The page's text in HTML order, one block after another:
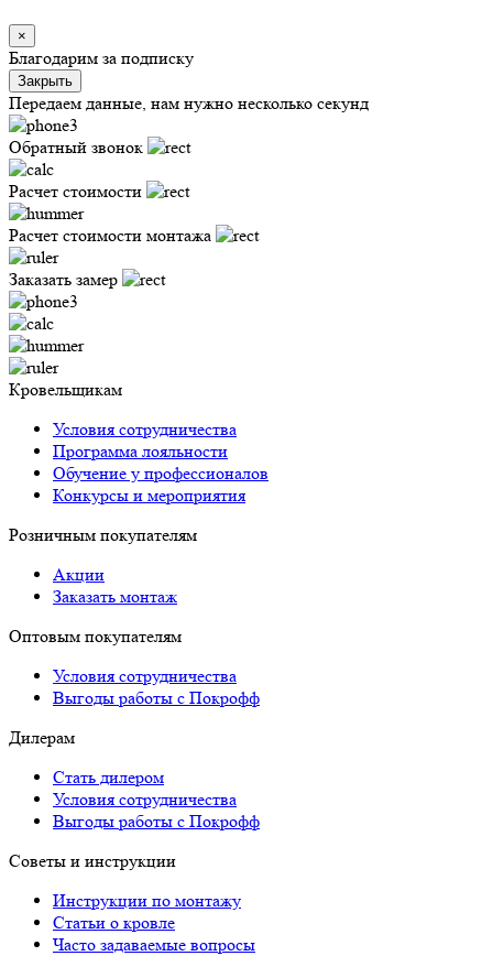
×
Благодарим за подписку
Закрыть
Передаем данные, нам нужно несколько секунд
Обратный звонок
Расчет стоимости
Расчет стоимости монтажа
Заказать замер
Кровельщикам
Условия сотрудничества
Программа лояльности
Обучение у профессионалов
Конкурсы и мероприятия
Розничным покупателям
Акции
Заказать монтаж
Оптовым покупателям
Условия сотрудничества
Выгоды работы с Покрофф
Дилерам
Стать дилером
Условия сотрудничества
Выгоды работы с Покрофф
Советы и инструкции
Инструкции по монтажу
Статьи о кровле
Часто задаваемые вопросы